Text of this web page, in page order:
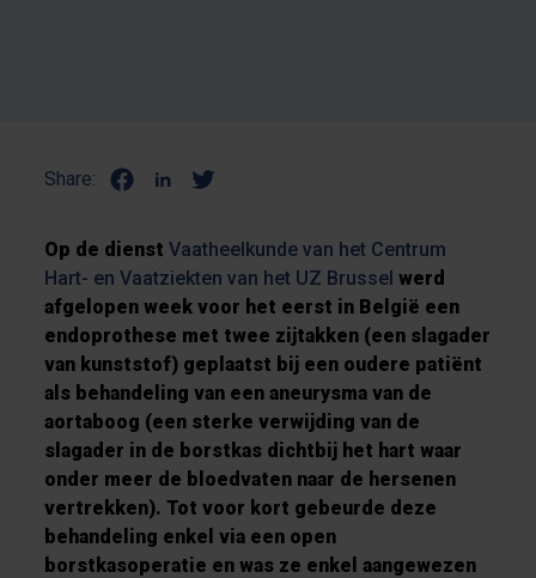
Share:
Op de dienstVaatheelkunde van het Centrum
Hart- en Vaatziekten van het UZ Brussel werd
afgelopen week voor het eerst in België een
endoprothese met twee zijtakken (een slagader
van kunststof) geplaatst bij een oudere patiënt
als behandeling van een aneurysma van de
aortaboog (een sterke verwijding van de
slagader in de borstkas dichtbij het hart waar
onder meer de bloedvaten naar de hersenen
vertrekken). Tot voor kort gebeurde deze
behandeling enkel via een open
borstkasoperatie en was ze enkel aangewezen